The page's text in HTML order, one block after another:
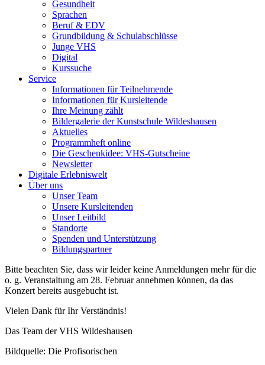
Gesundheit
Sprachen
Beruf & EDV
Grundbildung & Schulabschlüsse
Junge VHS
Digital
Kurssuche
Service
Informationen für Teilnehmende
Informationen für Kursleitende
Ihre Meinung zählt
Bildergalerie der Kunstschule Wildeshausen
Aktuelles
Programmheft online
Die Geschenkidee: VHS-Gutscheine
Newsletter
Digitale Erlebniswelt
Über uns
Unser Team
Unsere Kursleitenden
Unser Leitbild
Standorte
Spenden und Unterstützung
Bildungspartner
Bitte beachten Sie, dass wir leider keine Anmeldungen mehr für die
o. g. Veranstaltung am 28. Februar annehmen können, da das
Konzert bereits ausgebucht ist.
Vielen Dank für Ihr Verständnis!
Das Team der VHS Wildeshausen
Bildquelle: Die Profisorischen